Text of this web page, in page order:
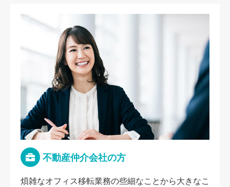
不動産仲介会社の方
煩雑なオフィス移転業務の些細なことから大きなこ